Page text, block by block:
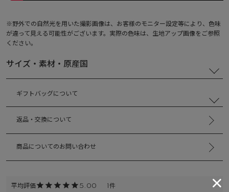
※野外での自然光を用いた撮影画像は、お客様のモニター設定等により、色味
が違って見える可能性がございます。実際の色味は、生地アップ画像をご参照
ください。
サイズ・素材・原産国
ギフトバッグについて
返品・交換について
商品についてのお問い合わせ
5.00